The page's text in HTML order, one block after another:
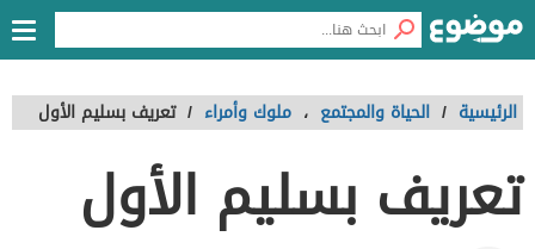
الرئيسية / الحياة والمجتمع ، ملوك وأمراء / تعريف بسليم الأول
تعريف بسليم الأول